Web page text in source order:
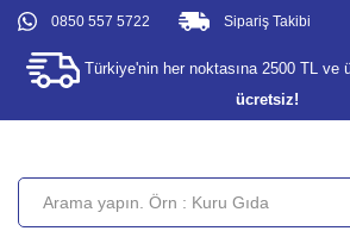
0850 557 5722
Türkiye'nin her noktasına 2500 TL ve
ücretsiz!
Sipariş Takibi